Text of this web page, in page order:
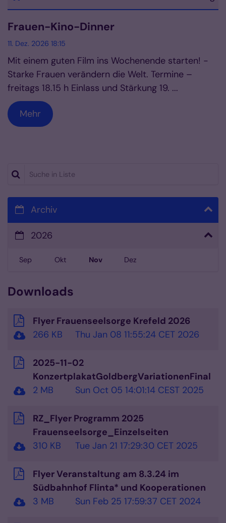
Datum: 11. Dezember 2026
Frauen-Kino-Dinner
11. Dez. 2026 18:15
Mit einem guten Film ins Wochenende starten! -
Starke Frauen verändern die Welt. Termine –
freitags 18.15 h Einlass und Stärkung 19. ...
Mehr
Suche in Liste
Archiv
2026
Sep Okt Nov Dez
Downloads
Flyer Frauenseelsorge Krefeld 2026
266 KB
Thu Jan 08 11:55:24 CET 2026
2025-11-02
KonzertplakatGoldbergVariationenFinal
2 MB
Sun Oct 05 14:01:14 CEST 2025
RZ_Flyer Programm 2025
Frauenseelsorge_Einzelseiten
310 KB
Tue Jan 21 17:29:30 CET 2025
Flyer Veranstaltung am 8.3.24 im
Südbahnhof Flinta* und Kooperationen
3 MB
Sun Feb 25 17:59:37 CET 2024